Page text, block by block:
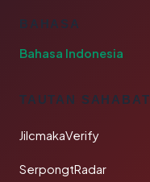
BAHASA
Bahasa Indonesia
TAUTAN SAHABAT
JilcmakaVerify
SerpongtRadar